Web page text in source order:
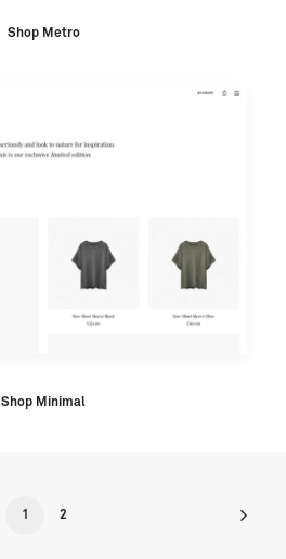
Shop Metro
Shop Minimal
1 2